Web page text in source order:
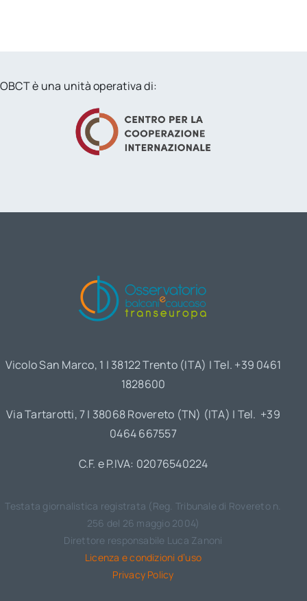
OBCT è una unità operativa di:
Vicolo San Marco, 1 | 38122 Trento (ITA) | Tel. +39 0461
1828600
Via Tartarotti, 7 | 38068 Rovereto (TN) (ITA) | Tel. +39
0464 667557
C.F. e P.IVA: 02076540224
Testata giornalistica registrata (Reg. Tribunale di Rovereto n.
256 del 26 maggio 2004)
Direttore responsabile Luca Zanoni
Licenza e condizioni d’uso
Privacy Policy